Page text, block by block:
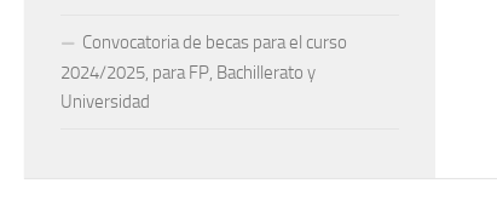
Convocatoria de becas para el curso
2024/2025, para FP, Bachillerato y
Universidad